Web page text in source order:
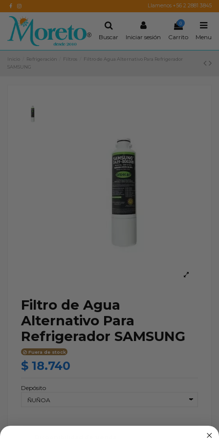
Llamenos +56 2 2881 3845
Buscar Iniciar sesión
0
Carrito Menu
Inicio Refrigeración Filtros
Filtro de Agua Alternativo Para Refrigerador
SAMSUNG
Filtro de Agua
Alternativo Para
Refrigerador SAMSUNG
Fuera de stock
$ 18.740
Depósito